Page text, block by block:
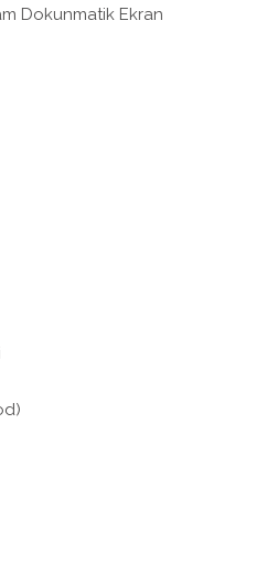
Dokunmatik Ekran